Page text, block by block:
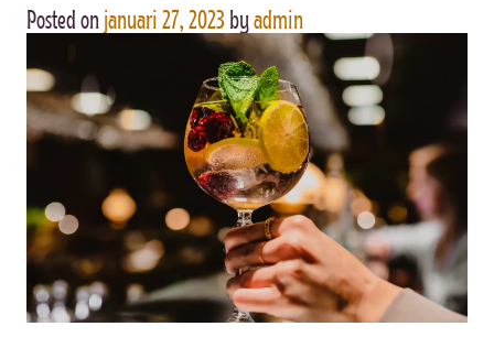
Posted onjanuari 27, 2023byadmin